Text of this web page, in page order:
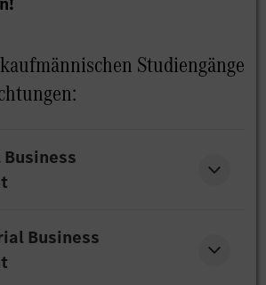
Studiengänge
ist es, dir neben einer
Ausbildung ein
Business